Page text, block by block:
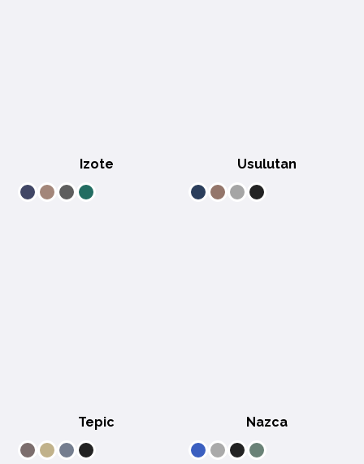
Izote Usulutan
Tepic Nazca